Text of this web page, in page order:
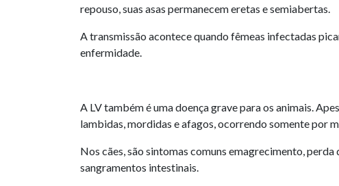
repouso, suas asas permanecem eretas e semiabertas.
A transmissão acontece quando fêmeas infectadas
enfermidade.
A LV também é uma doença grave para os animais.
lambidas, mordidas e afagos, ocorrendo somente por
Nos cães, são sintomas comuns emagrecimento,
sangramentos intestinais.